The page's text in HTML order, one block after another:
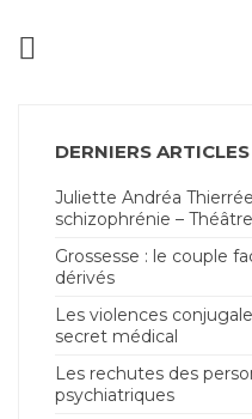
DERNIERS ARTICLES
Juliette Andréa
schizophrénie –
Grossesse : le couple
dérivés
Les violences
secret médical
Les rechutes des
psychiatriques